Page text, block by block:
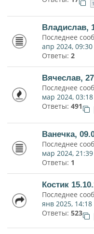
1
Владислав,
Последнее
апр 2024, 09:30
Ответы: 2
Вячеслав,
Последнее
мар 2024, 03:18
Ответы: 491
Ванечка,
Последнее
мар 2024, 21:39
Ответы: 1
Костик
Последнее
янв 2025, 14:18
Ответы: 523